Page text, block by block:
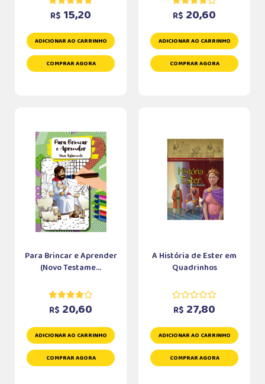
R$ 15,20
ADICIONAR AO CARRINHO
COMPRAR AGORA
R$ 20,60
ADICIONAR AO CARRINHO
COMPRAR AGORA
Para Brincar e Aprender
(Novo Testame...
R$ 20,60
ADICIONAR AO CARRINHO
COMPRAR AGORA
A História de Ester em
Quadrinhos
R$ 27,80
ADICIONAR AO CARRINHO
COMPRAR AGORA